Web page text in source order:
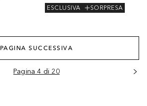
ESCLUSIVA
SORPRESA
PAGINA SUCCESSIVA
Pagina 4 di 20